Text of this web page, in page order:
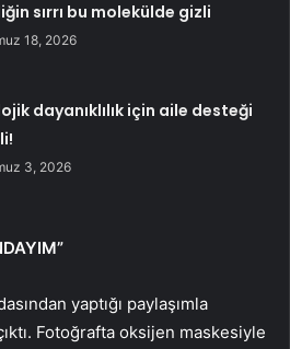
sırrı bu molekülde gizli
18, 2026
dayanıklılık için aile desteği
3, 2026
yaptığı paylaşımla
Fotoğrafta oksijen maskesiyle